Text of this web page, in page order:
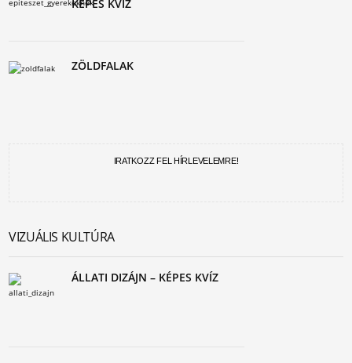
KÉPES KVÍZ
ZÖLDFALAK
IRATKOZZ FEL HÍRLEVELEMRE!
VIZUÁLIS KULTÚRA
ÁLLATI DIZÁJN – KÉPES KVÍZ